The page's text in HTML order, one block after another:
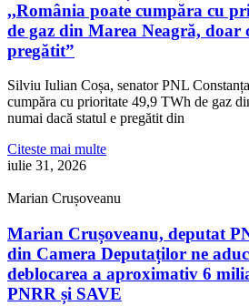
,,România poate cumpăra cu
de gaz din Marea Neagră, doar
pregătit”
Silviu Iulian Coșa, senator PNL
cumpăra cu prioritate 49,9 TWh de gaz
numai dacă statul e pregătit din
Citeste mai multe
iulie 31, 2026
Marian Crușoveanu
Marian Crușoveanu, deputat
din Camera Deputaților ne
deblocarea a aproximativ 6
PNRR și SAVE